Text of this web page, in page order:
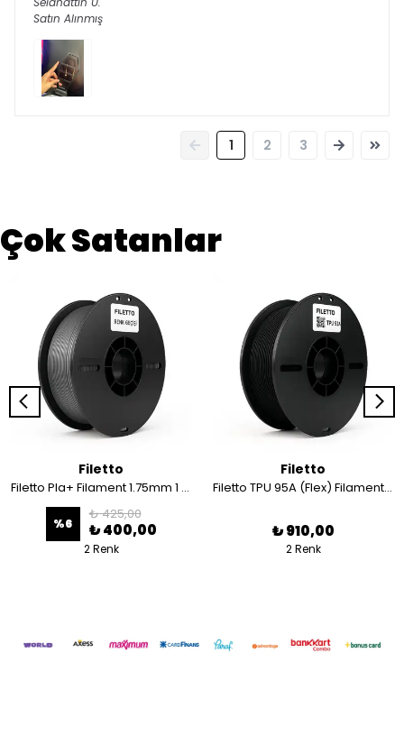
Satın Alınmış
1 2 3
Çok Satanlar
Filetto
Filetto Pla+ Filament 1.75mm 1 KG - Renk Geçişi Filament
%6
₺ 425,00
₺ 400,00
2 Renk
Filetto
Filetto TPU 95A (Flex) Filament 1.75 mm - 800 gr
₺ 910,00
2 Renk